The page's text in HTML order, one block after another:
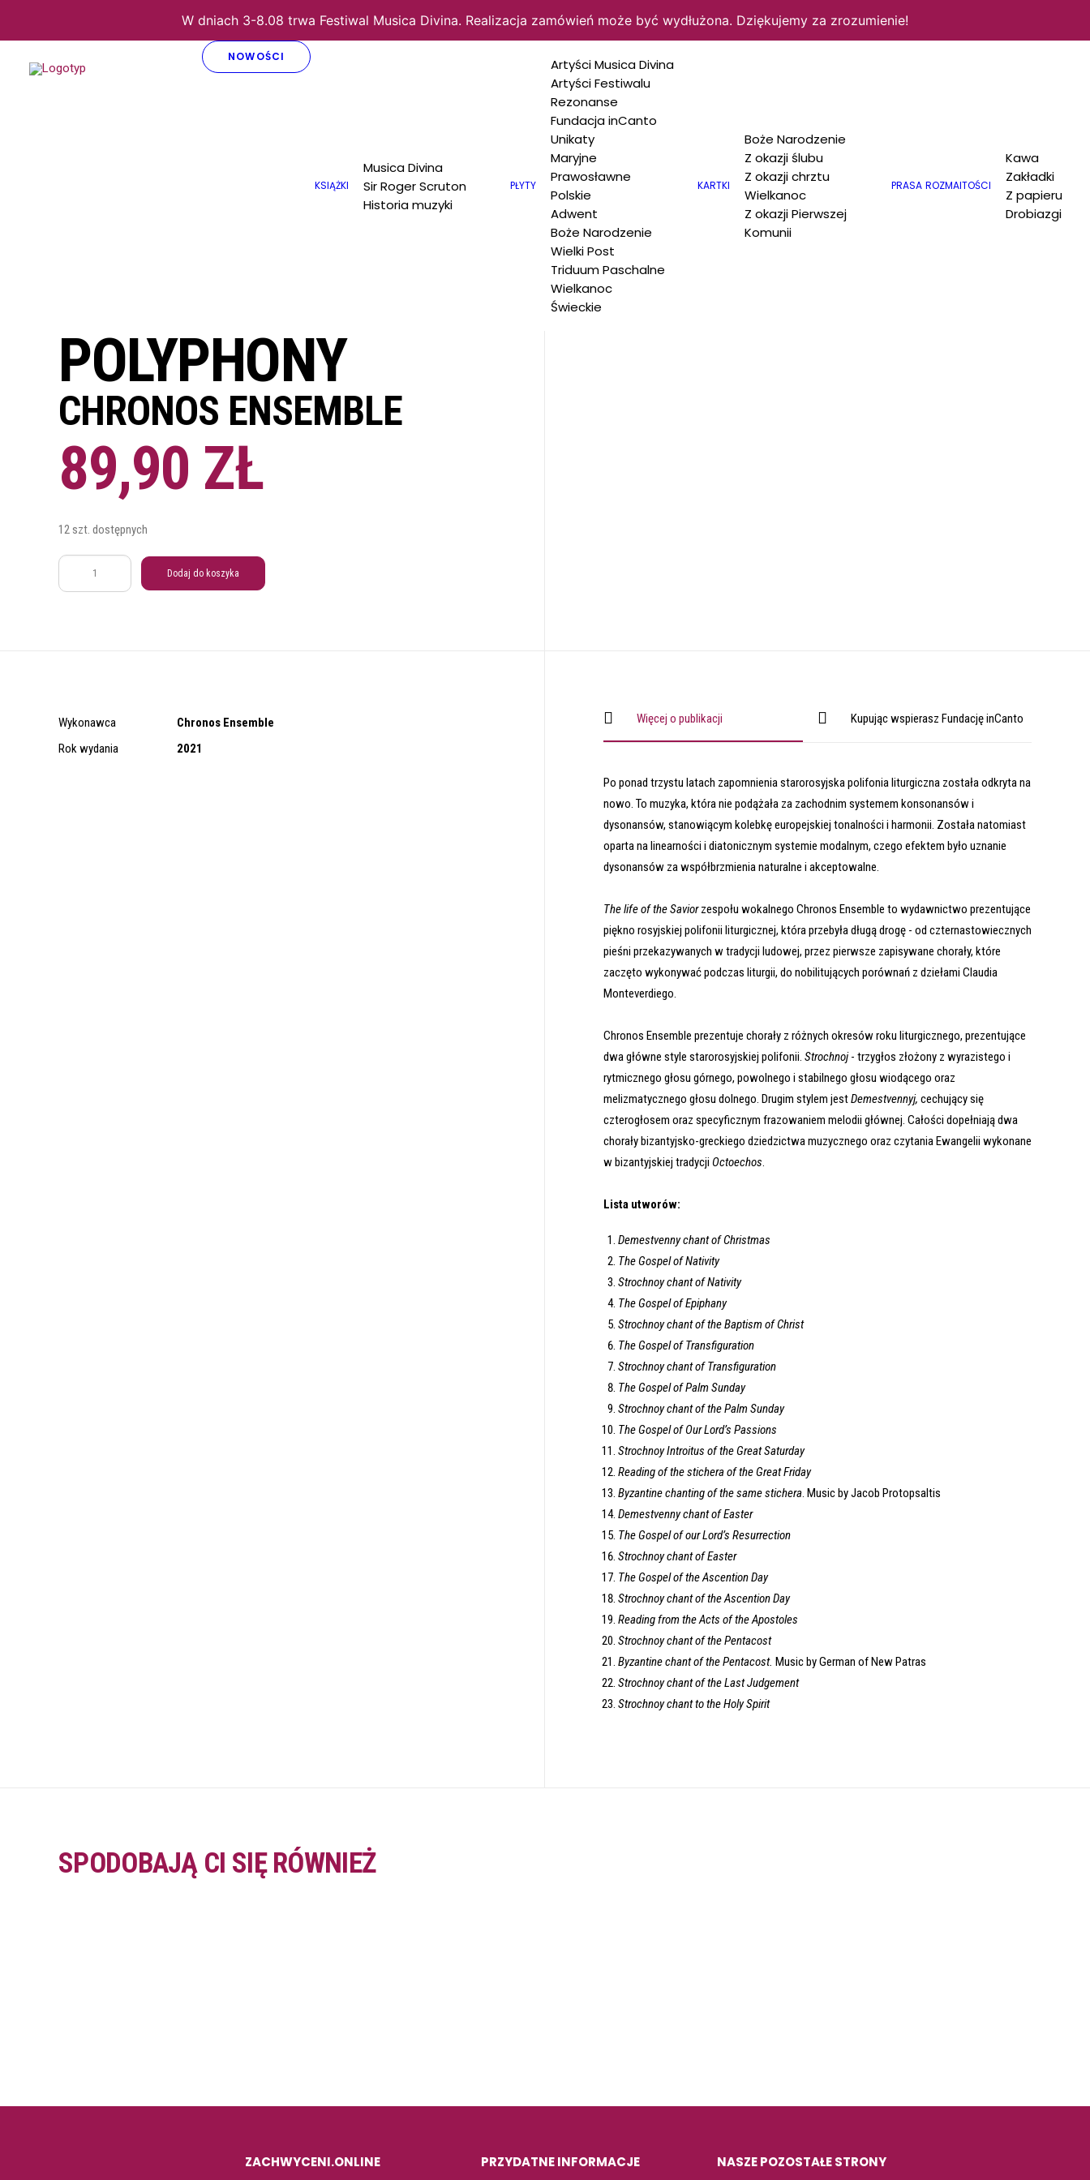
W dniach 3-8.08 trwa Festiwal Musica Divina. Realizacja zamówień może być wydłużona. Dziękujemy za zrozumienie!
NOWOŚCI
KSIĄŻKI
Musica Divina
Sir Roger Scruton
Historia muzyki
PŁYTY
Artyści Musica Divina
Artyści Festiwalu
Rezonanse
Fundacja inCanto
Unikaty
Maryjne
Prawosławne
Polskie
Adwent
Boże Narodzenie
Wielki Post
Triduum Paschalne
Wielkanoc
Świeckie
KARTKI
Boże Narodzenie
Z okazji ślubu
Z okazji chrztu
Wielkanoc
Z okazji Pierwszej
Komunii
PRASA ROZMAITOŚCI
Kawa
Zakładki
Z papieru
Drobiazgi
THE LIFE OF THE
POLYPHONY
CHRONOS ENSEMBLE
89,90 ZŁ
12 szt. dostępnych
ilość
The
Polyphony
Dodaj do koszyka
Wykonawca
Chronos Ensemble
Rok wydania
2021
Więcej o publikacji Kupując wspierasz Fundację inCanto
Po ponad trzystu latach zapomnienia starorosyjska polifonia liturgiczna została odkryta na
nowo. To muzyka, która nie podążała za zachodnim systemem konsonansów i
dysonansów, stanowiącym kolebkę europejskiej tonalności i harmonii. Została natomiast
oparta na linearności i diatonicznym systemie modalnym, czego efektem było uznanie
dysonansów za współbrzmienia naturalne i akceptowalne.
The life of the Saviorzespołu wokalnego Chronos Ensemble to wydawnictwo prezentujące
piękno rosyjskiej polifonii liturgicznej, która przebyła długą drogę - od czternastowiecznych
pieśni przekazywanych w tradycji ludowej, przez pierwsze zapisywane chorały, które
zaczęto wykonywać podczas liturgii, do nobilitujących porównań z dziełami Claudia
Monteverdiego.
Chronos Ensemble prezentuje chorały z różnych okresów roku liturgicznego, prezentujące
dwa główne style starorosyjskiej polifonii. Strochnoj- trzygłos złożony z wyrazistego i
rytmicznego głosu górnego, powolnego i stabilnego głosu wiodącego oraz
melizmatycznego głosu dolnego. Drugim stylem jestDemestvennyj, cechujący się
czterogłosem oraz specyficznym frazowaniem melodii głównej. Całości dopełniają dwa
chorały bizantyjsko-greckiego dziedzictwa muzycznego oraz czytania Ewangelii wykonane
w bizantyjskiej tradycji Octoechos.
Lista utworów:
Demestvenny chant of Christmas
The Gospel of Nativity
Strochnoy chant of Nativity
The Gospel of Epiphany
Strochnoy chant of the Baptism of Christ
The Gospel of Transfiguration
Strochnoy chant of Transfiguration
The Gospel of Palm Sunday
Strochnoy chant of the Palm Sunday
The Gospel of Our Lord’s Passions
Strochnoy Introitus of the Great Saturday
Reading of the stichera of the Great Friday
Byzantine chanting of the same stichera. Music by Jacob Protopsaltis
Demestvenny chant of Easter
The Gospel of our Lord’s Resurrection
Strochnoy chant of Easter
The Gospel of the Ascention Day
Strochnoy chant of the Ascention Day
Reading from the Acts of the Apostoles
Strochnoy chant of the Pentacost
Byzantine chant of the Pentacost. Music by German of New Patras
Strochnoy chant of the Last Judgement
Strochnoy chant to the Holy Spirit
SPODOBAJĄ CI SIĘ RÓWNIEŻ
ZACHWYCENI.ONLINE PRZYDATNE INFORMACJE NASZE POZOSTAŁE STRONY